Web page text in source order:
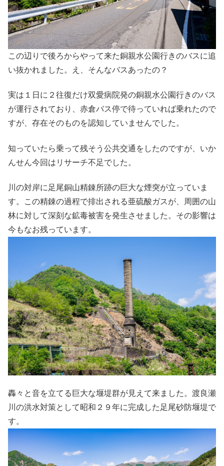
この辺りで後ろからやって来た銅親水公園行きのバスに追
い抜かれました。え、そんなバスあったの？
実は１日に２往復だけ双愛病院発の銅親水公園行きのバス
が運行されており、赤倉バス停で待っていれば乗れたので
すが、存在そのものを認知していませんでした。
知っていたら乗って残そう公共交通をしたのですが、いか
んせん今回はリサーチ不足でした。
川の対岸に足尾銅山精錬所跡の巨大な煙突が立っていま
す。この精錬の過程で排出される亜硫酸ガスが、周囲の山
林に対して深刻な鉱毒被害を発生させました。その影響は
今もなお残っています。
轟々と音を立てる巨大な堰堤群が見えて来ました。渡良瀬
川の洪水対策として昭和２９年に完成した足尾砂防堰堤で
す。